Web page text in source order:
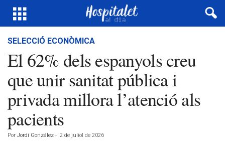
SELECCIÓ ECONÒMICA
El 62% dels espanyols creu
que unir sanitat pública i
privada millora l’atenció als
pacients
Por Jordi González - 2 de juliol de 2026